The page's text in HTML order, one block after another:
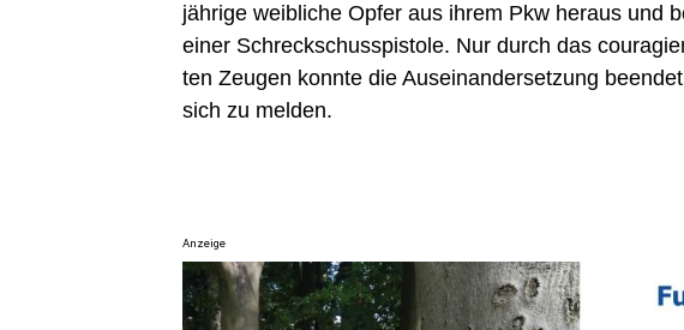
jäh­ri­ge weib­li­che Opfer aus ihrem Pkw her­aus und
einer Schreck­schuss­pis­to­le. Nur durch das
ten Zeu­gen konn­te die Aus­ein­an­der­set­zung
sich zu melden.
Anzeige